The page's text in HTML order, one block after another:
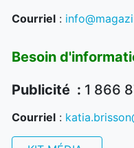
Courriel :
Besoin
Publicité : 1 866
Courriel :